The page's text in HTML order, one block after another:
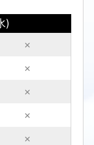
)
×
×
×
×
×